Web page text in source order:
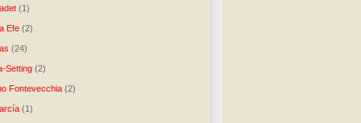
(1)
Efe (2)
(24)
Setting (2)
Fontevecchia (2)
(1)